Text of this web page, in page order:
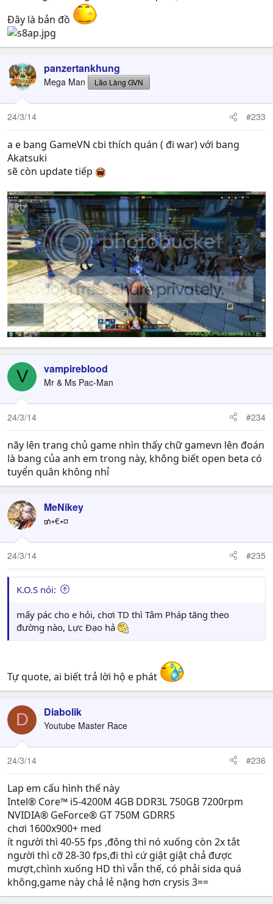
Đây là bản đồ
panzertankhung
Mega Man Lão Làng GVN
24/3/14 #233
a e bang GameVN cbi thích quán ( đi war) với bang
Akatsuki
sẽ còn update tiếp
V vampireblood
Mr & Ms Pac-Man
24/3/14 #234
nãy lên trang chủ game nhìn thấy chữ gamevn lên đoán
là bang của anh em trong này, không biết open beta có
tuyển quân không nhỉ
MeNikey
₥⭒€⭒¤
24/3/14 #235
K.O.S nói:
mấy pác cho e hỏi, chơi TD thì Tâm Pháp tăng theo
đường nào, Lực Đạo hả
Tự quote, ai biết trả lời hộ e phát
D Diabolik
Youtube Master Race
24/3/14 #236
Lap em cấu hình thế này
Intel® Core™ i5-4200M 4GB DDR3L 750GB 7200rpm
NVIDIA® GeForce® GT 750M GDRR5
chơi 1600x900+ med
ít người thì 40-55 fps ,đông thì nó xuống còn 2x tắt
người thì cỡ 28-30 fps,đi thì cứ giật giật chả được
mượt,chình xuống HD thì vẫn thế, có phải sida quá
không,game này chả lẻ nặng hơn crysis 3==